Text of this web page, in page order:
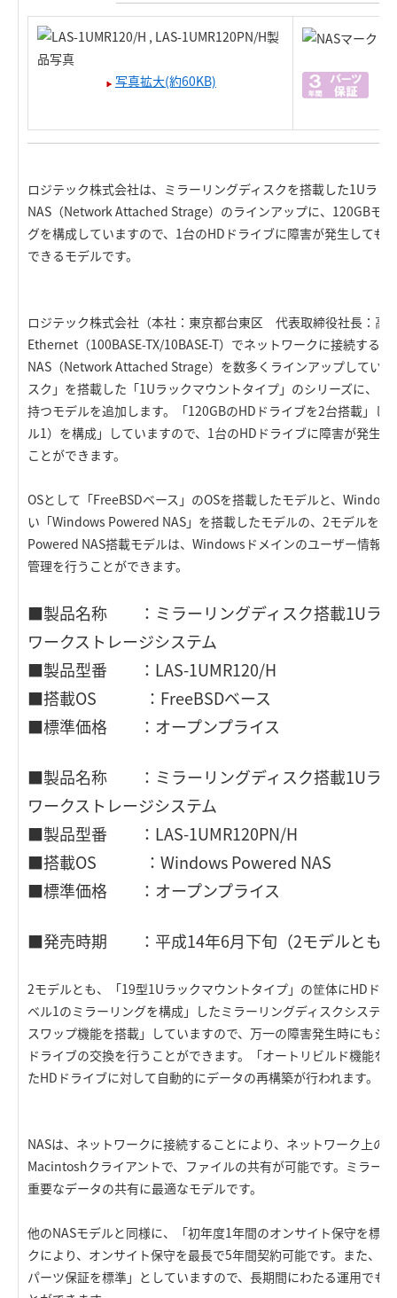
写真拡大(約60KB)
ロジテック株式会社は、ミラーリングディスクを搭載した1Uラッ
NAS（Network Attached Strage）のラインアップに、120GBモ
グを構成していますので、1台のHDドライブに障害が発生しても
できるモデルです。
ロジテック株式会社（本社：東京都台東区 代表取締役社長：高
Ethernet（100BASE-TX/10BASE-T）でネットワークに接続する
NAS（Network Attached Strage）を数多くラインアップしてい
スク」を搭載した「1Uラックマウントタイプ」のシリーズに、「
持つモデルを追加します。「120GBのHDドライブを2台搭載」し
ル1）を構成」していますので、1台のHDドライブに障害が発生
ことができます。
OSとして「FreeBSDベース」のOSを搭載したモデルと、
い「Windows Powered NAS」を搭載したモデルの、2モデルを
Powered NAS搭載モデルは、Windowsドメインのユーザー情報
管理を行うことができます。
■製品名称 ：ミラーリングディスク搭載1Uラッ
ワークストレージシステム
■製品型番 ：LAS-1UMR120/H
■搭載OS ：FreeBSDベース
■標準価格 ：オープンプライス
■製品名称 ：ミラーリングディスク搭載1Uラッ
ワークストレージシステム
■製品型番 ：LAS-1UMR120PN/H
■搭載OS ：Windows Powered NAS
■標準価格 ：オープンプライス
■発売時期 ：平成14年6月下旬（2モデルとも
2モデルとも、「19型1Uラックマウントタイプ」の筐体にHDド
ベル1のミラーリングを構成」したミラーリングディスクシステ
スワップ機能を搭載」していますので、万一の障害発生時にもシ
ドライブの交換を行うことができます。「オートリビルド機能を
たHDドライブに対して自動的にデータの再構築が行われます。
NASは、ネットワークに接続することにより、ネットワーク上の
Macintoshクライアントで、ファイルの共有が可能です。ミラー
重要なデータの共有に最適なモデルです。
他のNASモデルと同様に、「初年度1年間のオンサイト保守を標
クにより、オンサイト保守を最長で5年間契約可能です。また、
パーツ保証を標準」としていますので、長期間にわたる運用でも